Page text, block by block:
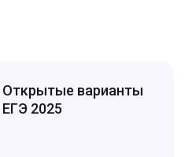
Открытые варианты
ЕГЭ 2025